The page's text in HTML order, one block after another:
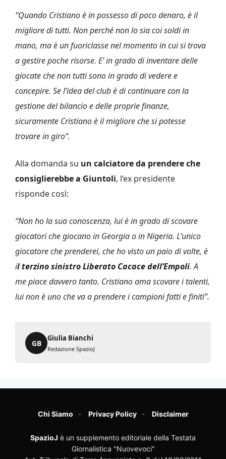
“Quando Cristiano è in possesso di poco denaro, è il
migliore di tutti. Non perché non lo sia coi soldi in
mano, ma è un fuoriclasse nel momento in cui si trova
a gestire poche risorse. E’ in grado di inventare delle
giocate che non tutti sono in grado di vedere e
concepire. Se l’idea del club è di continuare con la
gestione del bilancio e delle proprie finanze,
sicuramente Cristiano è il migliore che si potesse
trovare in giro”.
Alla domanda su un calciatore da prendere che
consiglierebbe a Giuntoli, l’ex presidente
risponde così:
“Non ho la sua conoscenza, lui è in grado di scovare
giocatori che giocano in Georgia o in Nigeria. L’unico
giocatore che prenderei, che ho visto un paio di volte, è
il terzino sinistro Liberato Cacace dell’Empoli. A
me piace davvero tanto. Cristiano ama scovare i talenti,
lui non è uno che va a prendere i campioni fatti e finiti”.
GB
Giulia Bianchi
Redazione SpazioJ
Chi Siamo Privacy Policy Disclaimer
SpazioJ è un supplemento editoriale della Testata
Giornalistica "Nuovevoci"